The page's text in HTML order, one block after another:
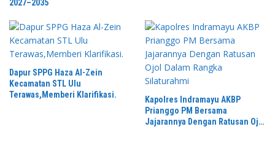
2027–2035
Dapur SPPG Haza Al-Zein
Kecamatan STL Ulu
Terawas,Memberi Klarifikasi.
Kapolres Indramayu AKBP
Prianggo PM Bersama
Jajarannya Dengan Ratusan Ojol